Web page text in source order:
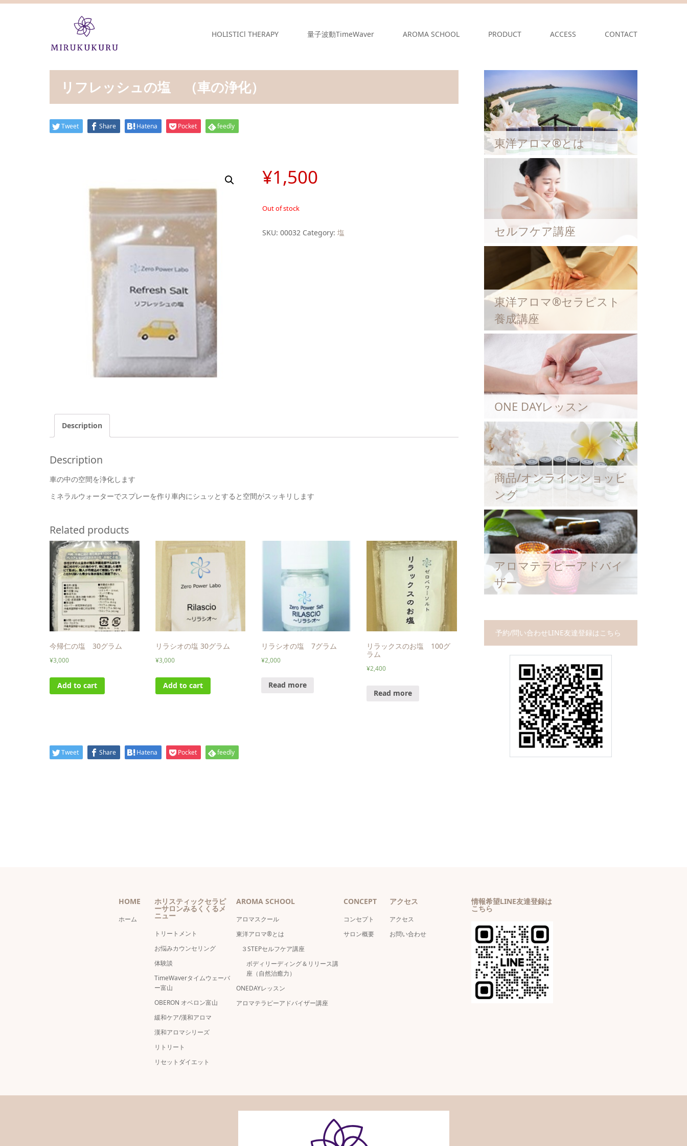
HOLISTICl THERAPY 量子波動TimeWaver AROMA SCHOOL PRODUCT ACCESS CONTACT
リフレッシュの塩 （車の浄化）
Tweet Share Hatena Pocket feedly
¥1,500
Out of stock
SKU: 00032 Category: 塩
Description
Description
車の中の空間を浄化します
ミネラルウォーターでスプレーを作り車内にシュッとすると空間がスッキリします
Related products
今帰仁の塩 30グラム
¥3,000
Add to cart
リラシオの塩 30グラム
¥3,000
Add to cart
リラシオの塩 7グラム
¥2,000
Read more
リラックスのお塩 100グ
ラム
¥2,400
Read more
Tweet Share Hatena Pocket feedly
東洋アロマ®とは
セルフケア講座
東洋アロマ®セラピスト
養成講座
ONE DAYレッスン
商品/オンラインショッピ
ング
アロマテラピーアドバイ
ザー
予約/問い合わせLINE友達登録はこちら
HOME
ホーム
ホリスティックセラピ
ーサロンみるくくるメ
ニュー
トリートメント
お悩みカウンセリング
体験談
TimeWaverタイムウェーバ
ー富山
OBERON オベロン富山
緩和ケア/漢和アロマ
漢和アロマシリーズ
リトリート
リセットダイエット
AROMA SCHOOL
アロマスクール
東洋アロマ®とは
３STEPセルフケア講座
ボディリーディング＆リリース講
座（自然治癒力）
ONEDAYレッスン
アロマテラピーアドバイザー講座
CONCEPT
コンセプト
サロン概要
アクセス
アクセス
お問い合わせ
情報希望LINE友達登録は
こちら